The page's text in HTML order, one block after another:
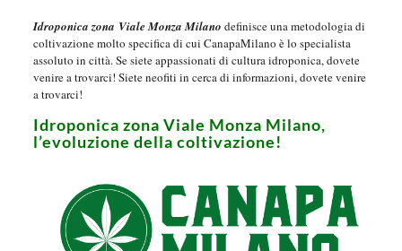
Idroponica zona Viale Monza Milano definisce una metodologia di
coltivazione molto specifica di cui CanapaMilano è lo specialista
assoluto in città. Se siete appassionati di cultura idroponica, dovete
venire a trovarci! Siete neofiti in cerca di informazioni, dovete venire
a trovarci!
Idroponica zona Viale Monza Milano,
l’evoluzione della coltivazione!